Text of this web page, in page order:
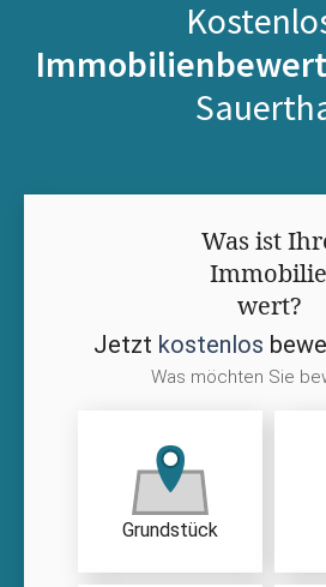
Was ist
Immobilie
wert?
Jetzt kostenlos
Was möchten Sie
Grundstück